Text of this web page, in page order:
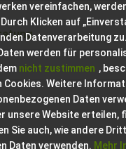
vereinfachen,
Klicken auf
Datenverarbeitung
werden für
nicht zustimmen ,
Cookies. Weitere
Daten
unsere Website erteilen,
Sie auch, wie andere
Daten verwenden. Mehr